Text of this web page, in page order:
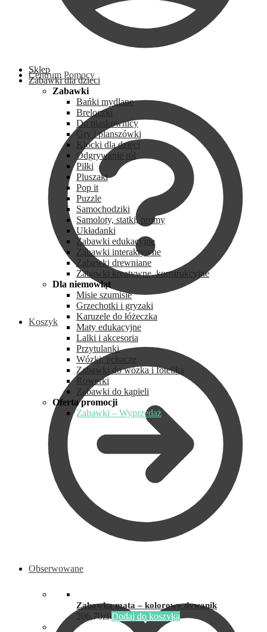
Centrum Pomocy
Koszyk
Obserwowane
Sklep
Zabawki dla dzieci
Zabawki
Bańki mydlane
Breloczki
Do piaskownicy
Gry i planszówki
Klocki dla dzieci
Odgrywanie ról
Piłki
Pluszaki
Pop it
Puzzle
Samochodziki
Samoloty, statki, promy
Układanki
Zabawki edukacyjne
Zabawki interaktywne
Zabawki drewniane
Zabawki kreatywne, konstrukcyjne
Dla niemowląt
Misie szumisie
Grzechotki i gryzaki
Karuzele do łóżeczka
Maty edukacyjne
Lalki i akcesoria
Przytulanki
Wózki, pchacze
Zabawki do wózka i fotelika
Rowerki
Zabawki do kąpieli
Oferta promocji
Zabawki – Wyprzedaż
Zabawka mata – kolorowy dywanik
206,70zł Dodaj do koszyka